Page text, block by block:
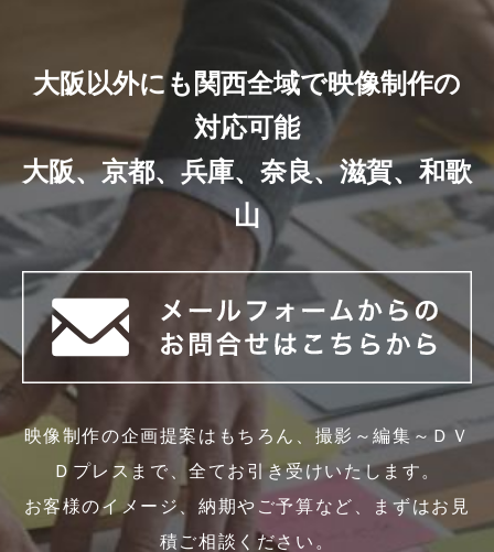
大阪以外にも関西全域で映像制作の
対応可能
大阪、京都、兵庫、奈良、滋賀、和歌
山
映像制作の企画提案はもちろん、撮影～編集～ＤＶ
Ｄプレスまで、全てお引き受けいたします。
お客様のイメージ、納期やご予算など、まずはお見
積ご相談ください。